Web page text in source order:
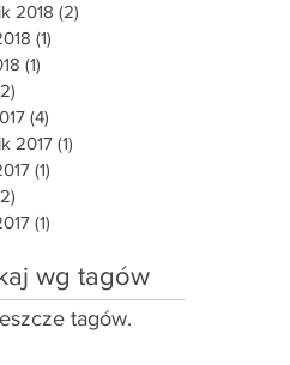
2018 (2)
(1)
(1)
(4)
2017 (1)
(1)
(1)
wg tagów
tagów.